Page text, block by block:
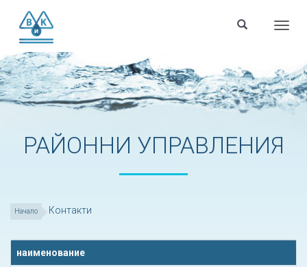
Menu
РАЙОННИ УПРАВЛЕНИЯ
Начало Контакти
наименование